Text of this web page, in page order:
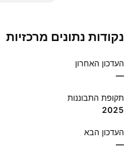
נקודות נתונים מרכזיות
העדכון האחרון
—
תקופת התבוננות
2025
העדכון הבא
—